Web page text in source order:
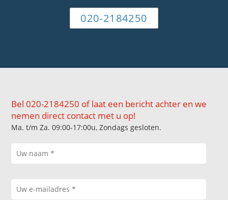
020-2184250
Bel 020-2184250 of laat een bericht achter en we
nemen direct contact met u op!
Ma. t/m Za. 09:00-17:00u, Zondags gesloten.